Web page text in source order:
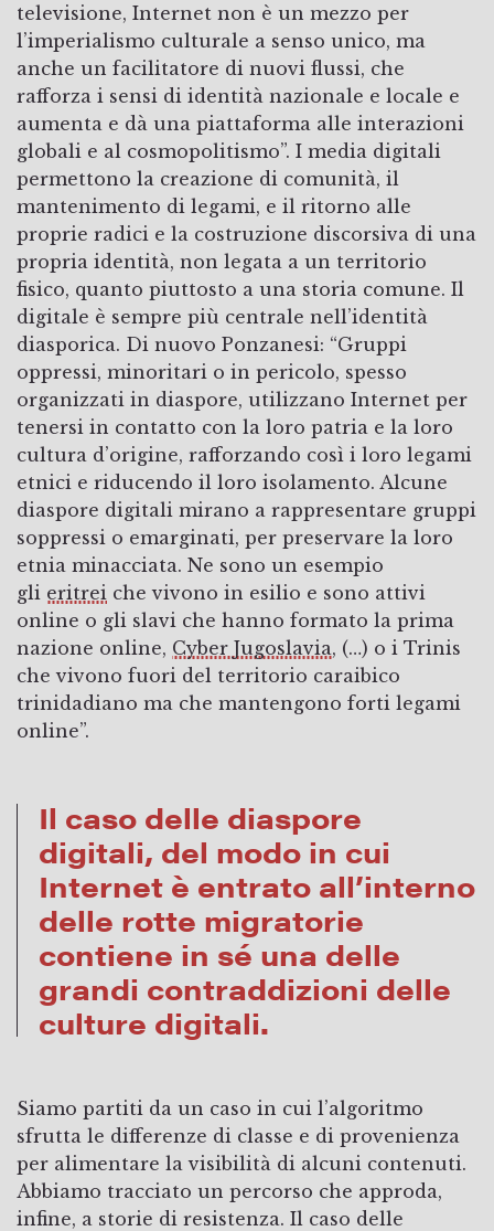
televisione, Internet non è un mezzo per
l’imperialismo culturale a senso unico, ma
anche un facilitatore di nuovi flussi, che
rafforza i sensi di identità nazionale e locale e
aumenta e dà una piattaforma alle interazioni
globali e al cosmopolitismo”. I media digitali
permettono la creazione di comunità, il
mantenimento di legami, e il ritorno alle
proprie radici e la costruzione discorsiva di una
propria identità, non legata a un territorio
fisico, quanto piuttosto a una storia comune. Il
digitale è sempre più centrale nell’identità
diasporica. Di nuovo Ponzanesi: “Gruppi
oppressi, minoritari o in pericolo, spesso
organizzati in diaspore, utilizzano Internet per
tenersi in contatto con la loro patria e la loro
cultura d’origine, rafforzando così i loro legami
etnici e riducendo il loro isolamento. Alcune
diaspore digitali mirano a rappresentare gruppi
soppressi o emarginati, per preservare la loro
etnia minacciata. Ne sono un esempio
gli eritrei che vivono in esilio e sono attivi
online o gli slavi che hanno formato la prima
nazione online, Cyber Jugoslavia, (…) o i Trinis
che vivono fuori del territorio caraibico
trinidadiano ma che mantengono forti legami
online”.
Il caso delle diaspore
digitali, del modo in cui
Internet è entrato all’interno
delle rotte migratorie
contiene in sé una delle
grandi contraddizioni delle
culture digitali.
Siamo partiti da un caso in cui l’algoritmo
sfrutta le differenze di classe e di provenienza
per alimentare la visibilità di alcuni contenuti.
Abbiamo tracciato un percorso che approda,
infine, a storie di resistenza. Il caso delle